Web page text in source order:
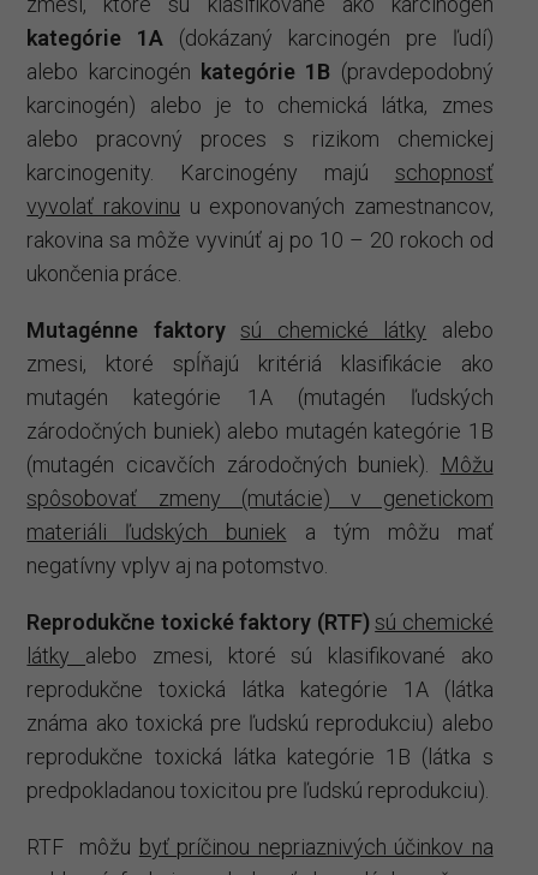
kategórie 1A (dokázaný karcinogén pre ľudí)
alebo karcinogén kategórie 1B (pravdepodobný
karcinogén) alebo je to chemická látka, zmes
alebo pracovný proces s rizikom chemickej
karcinogenity. Karcinogény majú schopnosť
vyvolať rakovinu u exponovaných zamestnancov,
rakovina sa môže vyvinúť aj po 10 – 20 rokoch od
ukončenia práce.
Mutagénne faktory sú chemické látky alebo
zmesi, ktoré spĺňajú kritériá klasifikácie ako
mutagén kategórie 1A (mutagén ľudských
zárodočných buniek) alebo mutagén kategórie 1B
(mutagén cicavčích zárodočných buniek).
Môžu
spôsobovať zmeny (mutácie) v genetickom
materiáli ľudských buniek a tým môžu mať
negatívny vplyv aj na potomstvo.
Reprodukčne toxické faktory (RTF) sú chemické
látky alebo zmesi, ktoré sú klasifikované ako
reprodukčne toxická látka kategórie 1A (látka
známa ako toxická pre ľudskú reprodukciu) alebo
reprodukčne toxická látka kategórie 1B (látka s
predpokladanou toxicitou pre ľudskú reprodukciu).
RTF môžu byť príčinou nepriaznivých účinkov na